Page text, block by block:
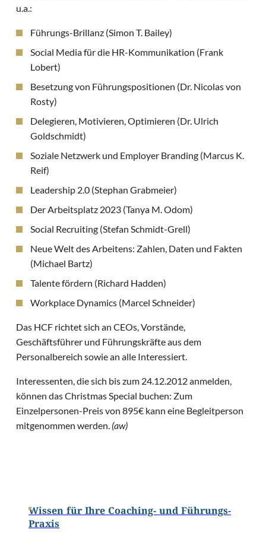
u.a.:
Führungs-Brillanz (Simon T. Bailey)
Social Media für die HR-Kommunikation (Frank
Lobert)
Besetzung von Führungspositionen (Dr. Nicolas von
Rosty)
Delegieren, Motivieren, Optimieren (Dr. Ulrich
Goldschmidt)
Soziale Netzwerk und Employer Branding (Marcus K.
Reif)
Leadership 2.0 (Stephan Grabmeier)
Der Arbeitsplatz 2023 (Tanya M. Odom)
Social Recruiting (Stefan Schmidt-Grell)
Neue Welt des Arbeitens: Zahlen, Daten und Fakten
(Michael Bartz)
Talente fördern (Richard Hadden)
Workplace Dynamics (Marcel Schneider)
Das HCF richtet sich an CEOs, Vorstände,
Geschäftsführer und Führungskräfte aus dem
Personalbereich sowie an alle Interessiert.
Interessenten, die sich bis zum 24.12.2012 anmelden,
können das Christmas Special buchen: Zum
Einzelpersonen-Preis von 895€ kann eine Begleitperson
mitgenommen werden. (aw)
Wissen für Ihre Coaching- und Führungs-
Praxis